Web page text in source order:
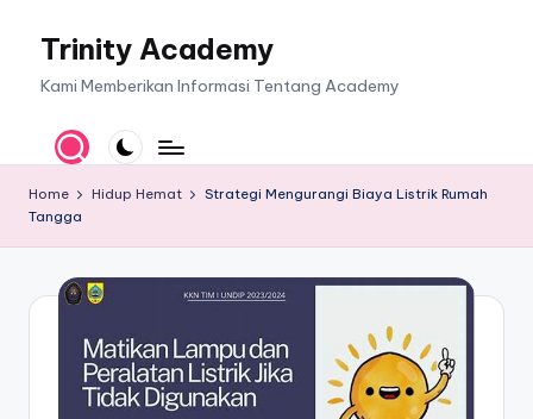
Trinity Academy
Kami Memberikan Informasi Tentang Academy
Home Hidup Hemat
Strategi Mengurangi Biaya Listrik Rumah
Tangga